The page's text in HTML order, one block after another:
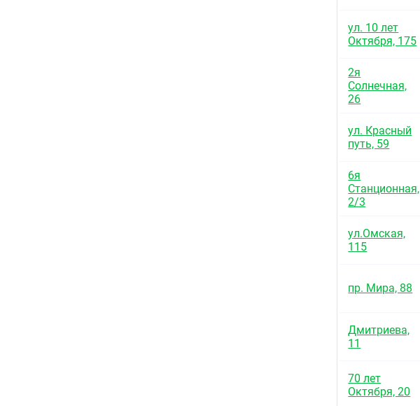
ул. 10 лет
Октября, 175
2я
Солнечная,
26
ул. Красный
путь, 59
6я
Станционная,
2/3
ул.Омская,
115
пр. Мира, 88
Дмитриева,
11
70 лет
Октября, 20